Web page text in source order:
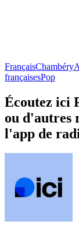
FrançaisChambéry
françaisesPop
Écoutez ici
ou d'autres
l'app de